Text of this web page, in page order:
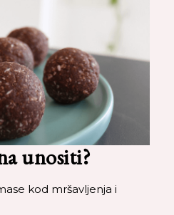
unositi?
kod mršavljenja i